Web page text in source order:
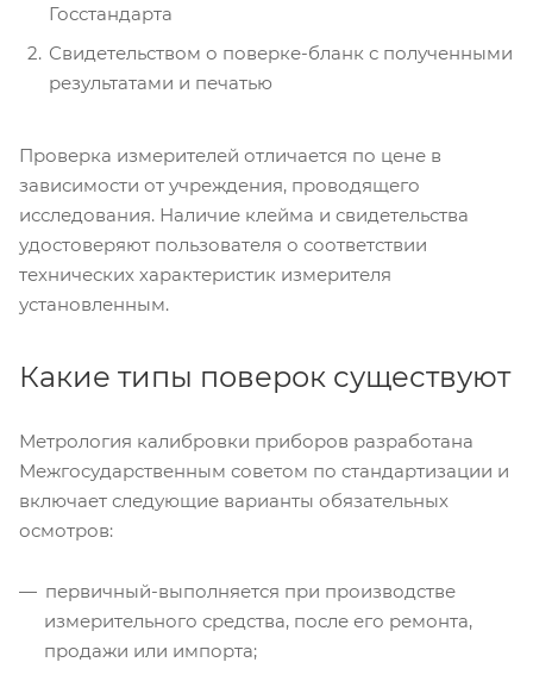
Госстандарта
Свидетельством о поверке-бланк с полученными
результатами и печатью
Проверка измерителей отличается по цене в
зависимости от учреждения, проводящего
исследования. Наличие клейма и свидетельства
удостоверяют пользователя о соответствии
технических характеристик измерителя
установленным.
Какие типы поверок существуют
Метрология калибровки приборов разработана
Межгосударственным советом по стандартизации и
включает следующие варианты обязательных
осмотров:
первичный-выполняется при производстве
измерительного средства, после его ремонта,
продажи или импорта;